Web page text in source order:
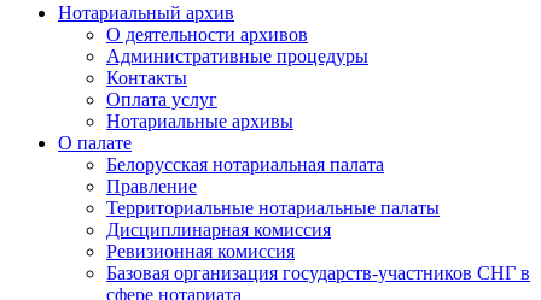
Нотариальный архив
О деятельности архивов
Административные процедуры
Контакты
Оплата услуг
Нотариальные архивы
О палате
Белорусская нотариальная палата
Правление
Территориальные нотариальные палаты
Дисциплинарная комиссия
Ревизионная комиссия
Базовая организация государств-участников СНГ в
сфере нотариата